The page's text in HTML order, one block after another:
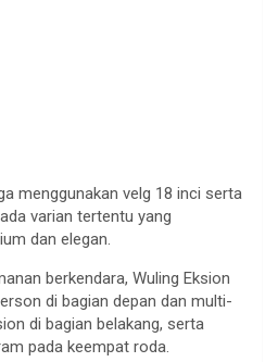
menggunakan velg 18 inci serta
varian tertentu yang
dan elegan.
berkendara, Wuling Eksion
di bagian depan dan multi-
di bagian belakang, serta
pada keempat roda.